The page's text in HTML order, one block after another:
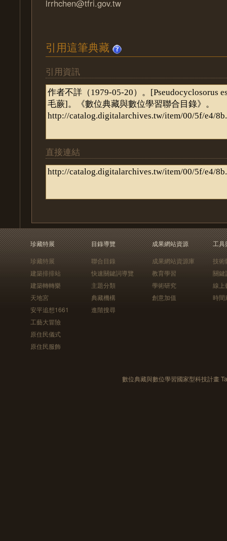
lrrhchen@tfri.gov.tw
引用這筆典藏
引用資訊
直接連結
珍藏特展
珍藏特展
建築排排站
建築轉轉樂
天地宮
安平追想1661
工藝大冒險
原住民儀式
原住民服飾
目錄導覽
聯合目錄
快速關鍵詞導覽
主題分類
典藏機構
進階搜尋
成果網站資源
成果網站資源庫
教育學習
學術研究
創意加值
工具
技術
關鍵
線上
時間
數位典藏與數位學習國家型科技計畫